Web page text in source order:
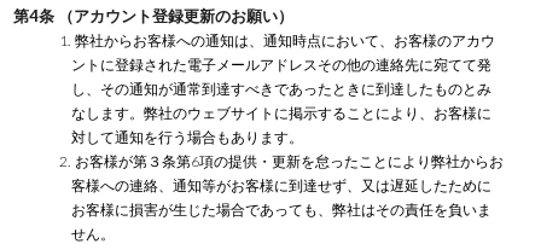
第4条 （アカウント登録更新のお願い）
1. 弊社からお客様への通知は、通知時点において、お客様のアカウ
ントに登録された電子メールアドレスその他の連絡先に宛てて発
し、その通知が通常到達すべきであったときに到達したものとみ
なします。弊社のウェブサイトに掲示することにより、お客様に
対して通知を行う場合もあります。
2. お客様が第３条第6項の提供・更新を怠ったことにより弊社からお
客様への連絡、通知等がお客様に到達せず、又は遅延したために
お客様に損害が生じた場合であっても、弊社はその責任を負いま
せん。